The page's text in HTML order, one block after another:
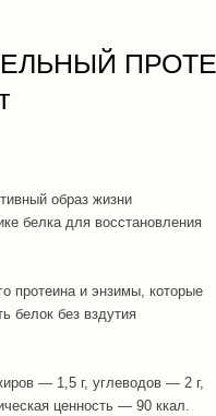
образ жизни
белка для восстановления
протеина и энзимы, которые
белок без вздутия
— 1,5 г, углеводов — 2 г,
ценность — 90 ккал.